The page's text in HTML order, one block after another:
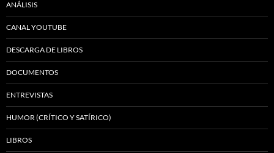
ANÁLISIS
CANAL YOUTUBE
DESCARGA DE LIBROS
DOCUMENTOS
ENTREVISTAS
HUMOR (CRÍTICO Y SATÍRICO)
LIBROS